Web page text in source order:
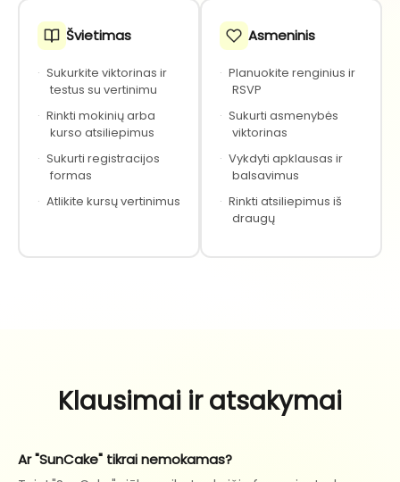
Švietimas
· Sukurkite viktorinas ir
testus su vertinimu
· Rinkti mokinių arba
kurso atsiliepimus
· Sukurti registracijos
formas
· Atlikite kursų vertinimus
Asmeninis
· Planuokite renginius ir
RSVP
· Sukurti asmenybės
viktorinas
· Vykdyti apklausas ir
balsavimus
· Rinkti atsiliepimus iš
draugų
Klausimai ir atsakymai
Ar "SunCake" tikrai nemokamas?